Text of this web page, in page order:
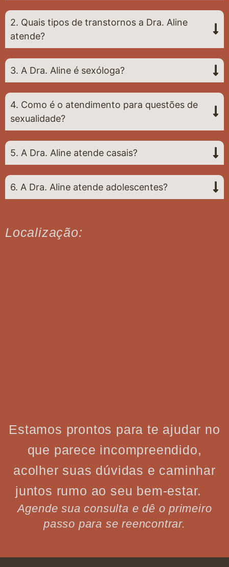
2. Quais tipos de transtornos a Dra. Aline
atende?
3. A Dra. Aline é sexóloga?
4. Como é o atendimento para questões de
sexualidade?
5. A Dra. Aline atende casais?
6. A Dra. Aline atende adolescentes?
Localização:
Estamos prontos para te ajudar no
que parece incompreendido,
acolher suas dúvidas e caminhar
juntos rumo ao seu bem-estar.
Agende sua consulta e dê o primeiro
passo para se reencontrar.